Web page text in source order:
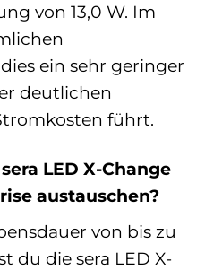
von 13,0 W. Im
ein sehr geringer
deutlichen
führt.
LED X-Change
austauschen?
von bis zu
du die sera LED X-